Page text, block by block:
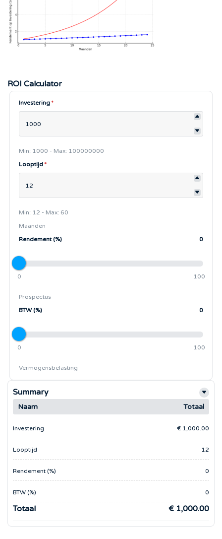
ROI Calculator
Investering *
Min: 1000 - Max: 100000000
Looptijd *
Min: 12 - Max: 60
Maanden
Rendement (%)
0
0 100
Prospectus
BTW (%)
0
0 100
Vermogensbelasting
Summary
Naam Totaal
Investering € 1,000.00
Looptijd 12
Rendement (%) 0
BTW (%) 0
Totaal € 1,000.00